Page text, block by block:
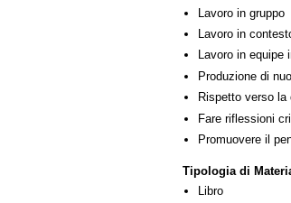
Lavoro in gruppo
Lavoro in
Lavoro in equipe
Produzione di
Rispetto verso la
Fare riflessioni
Promuovere il
Tipologia di
Libro